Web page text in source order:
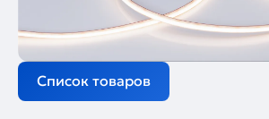
Список товаров